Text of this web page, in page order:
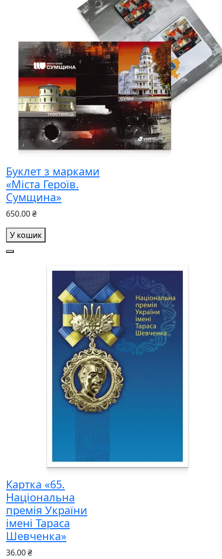
Буклет з марками
«Міста Героїв.
Сумщина»
650.00 ₴
У кошик
Картка «65.
Національна
премія України
імені Тараса
Шевченка»
36.00 ₴